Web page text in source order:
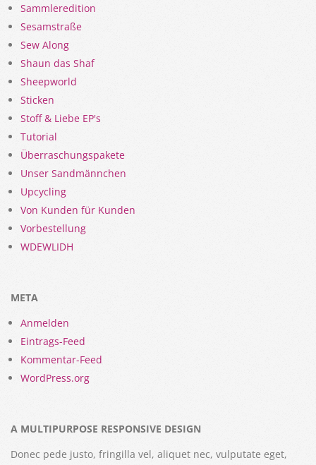
Sammleredition
Sesamstraße
Sew Along
Shaun das Shaf
Sheepworld
Sticken
Stoff & Liebe EP's
Tutorial
Überraschungspakete
Unser Sandmännchen
Upcycling
Von Kunden für Kunden
Vorbestellung
WDEWLIDH
META
Anmelden
Eintrags-Feed
Kommentar-Feed
WordPress.org
A MULTIPURPOSE RESPONSIVE DESIGN
Donec pede justo, fringilla vel, aliquet nec, vulputate eget,